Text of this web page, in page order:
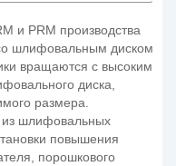
и PRM производства
шлифовальным диском
вращаются с высоким
диска,
размера.
из шлифовальных
повышения
порошкового